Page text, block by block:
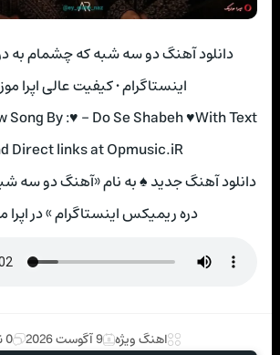
دانلود آهنگ دو سه شبه که چشمام به
اینستاگرام • کیفیت عالی اپرا
Song By :♥ – Do Se Shabeh ♥With Text
Direct links at Opmusic.iR
دانلود آهنگ جدید ♠ به نام «آهنگ دو سه
دره ریمیکس اینستاگرام » در اپرا
اهنگ ویژه 9 آگوست 2026 0 نظر